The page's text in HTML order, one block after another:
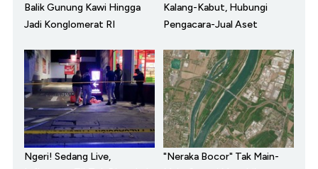
Balik Gunung Kawi Hingga
Jadi Konglomerat RI
Kalang-Kabut, Hubungi
Pengacara-Jual Aset
Ngeri! Sedang Live,
"Neraka Bocor" Tak Main-